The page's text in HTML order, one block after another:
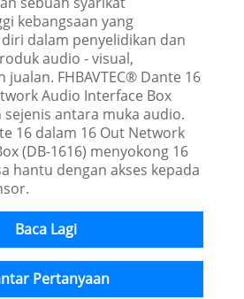
kebangsaan yang
dalam penyelidikan dan
audio - visual,
jualan. FHBAVTEC® Dante 16
Audio Interface Box
sejenis antara muka audio.
16 dalam 16 Out Network
(DB-1616) menyokong 16
hantu dengan akses kepada
Baca Lagi
Pertanyaan